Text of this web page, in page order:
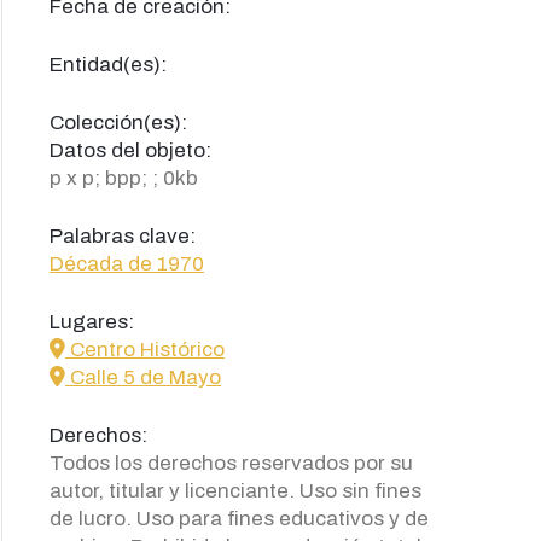
Fecha de creación:
Entidad(es):
Colección(es):
Datos del objeto:
p x p; bpp; ; 0kb
Palabras clave:
Década de 1970
Lugares:
icon
Centro Histórico
icon
Calle 5 de Mayo
Derechos:
Todos los derechos reservados por su
autor, titular y licenciante. Uso sin fines
de lucro. Uso para fines educativos y de